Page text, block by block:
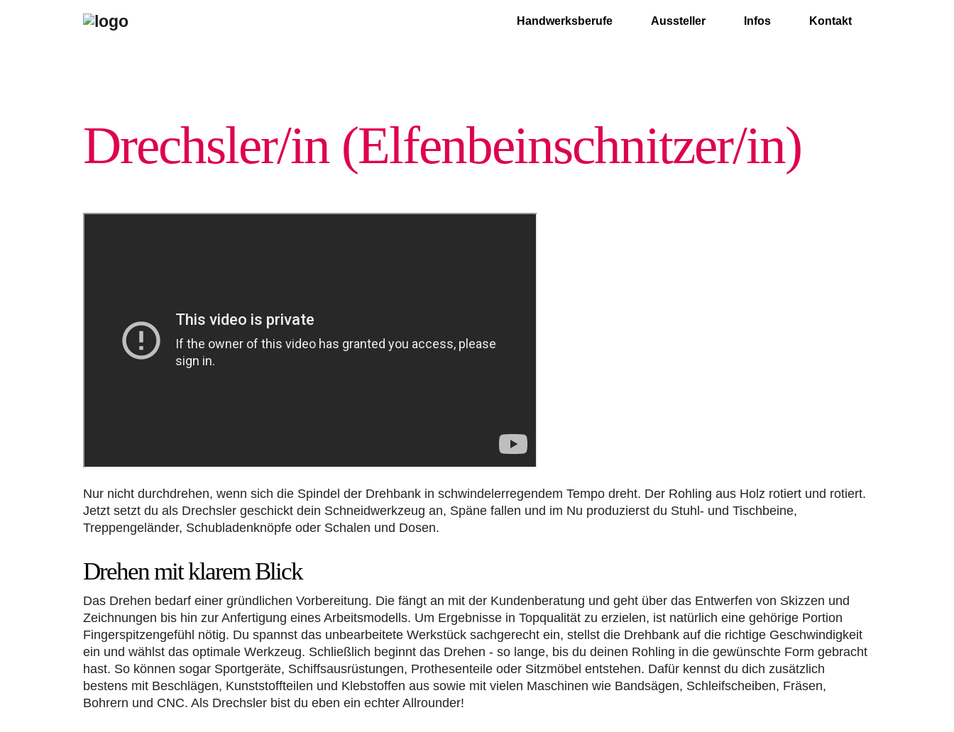
Handwerksberufe Aussteller Infos Kontakt
Drechsler/in (Elfenbeinschnitzer/in)
Nur nicht durchdrehen, wenn sich die Spindel der Drehbank in schwindelerregendem Tempo dreht. Der Rohling aus Holz rotiert und rotiert.
Jetzt setzt du als Drechsler geschickt dein Schneidwerkzeug an, Späne fallen und im Nu produzierst du Stuhl- und Tischbeine,
Treppengeländer, Schubladenknöpfe oder Schalen und Dosen.
Drehen mit klarem Blick
Das Drehen bedarf einer gründlichen Vorbereitung. Die fängt an mit der Kundenberatung und geht über das Entwerfen von Skizzen und
Zeichnungen bis hin zur Anfertigung eines Arbeitsmodells. Um Ergebnisse in Topqualität zu erzielen, ist natürlich eine gehörige Portion
Fingerspitzengefühl nötig. Du spannst das unbearbeitete Werkstück sachgerecht ein, stellst die Drehbank auf die richtige Geschwindigkeit
ein und wählst das optimale Werkzeug. Schließlich beginnt das Drehen - so lange, bis du deinen Rohling in die gewünschte Form gebracht
hast. So können sogar Sportgeräte, Schiffsausrüstungen, Prothesenteile oder Sitzmöbel entstehen. Dafür kennst du dich zusätzlich
bestens mit Beschlägen, Kunststoffteilen und Klebstoffen aus sowie mit vielen Maschinen wie Bandsägen, Schleifscheiben, Fräsen,
Bohrern und CNC. Als Drechsler bist du eben ein echter Allrounder!